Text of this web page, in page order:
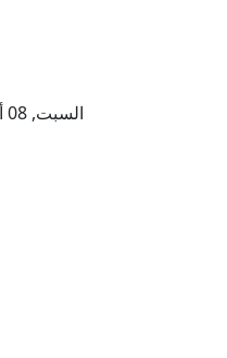
السبت, 08 أغسطس 2026 – 25 صفر 1448 هـ